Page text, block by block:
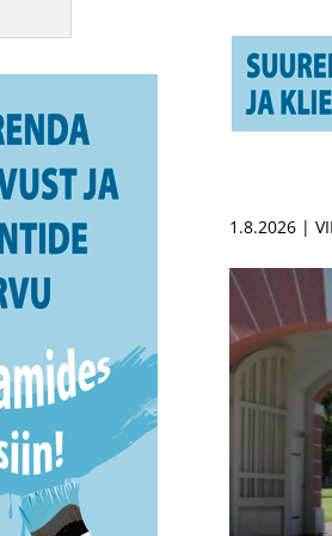
1.8.2026 |